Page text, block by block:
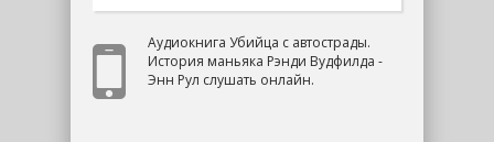
Аудиокнига Убийца с автострады.
История маньяка Рэнди Вудфилда -
Энн Рул слушать онлайн.